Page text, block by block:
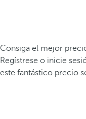
Consiga el mejor
Regístrese o inicie
este fantástico precio